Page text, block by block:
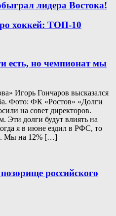
лидера Востока!
хоккей: ТОП-10
есть, но чемпионат мы
Игорь Гончаров высказался
Фото: ФК «Ростов» «Долги
на совет директоров.
Эти долги будут влиять на
я в июне ездил в РФС, то
Мы на 12% […]
российского